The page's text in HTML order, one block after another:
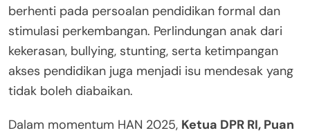
berhenti pada persoalan pendidikan formal dan
stimulasi perkembangan. Perlindungan anak dari
kekerasan, bullying, stunting, serta ketimpangan
akses pendidikan juga menjadi isu mendesak yang
tidak boleh diabaikan.
Dalam momentum HAN 2025, Ketua DPR RI, Puan